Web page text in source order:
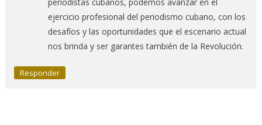
ejercicio profesional del periodismo cubano, con los
desafíos y las oportunidades que el escenario actual
nos brinda y ser garantes también de la Revolución.
Responder